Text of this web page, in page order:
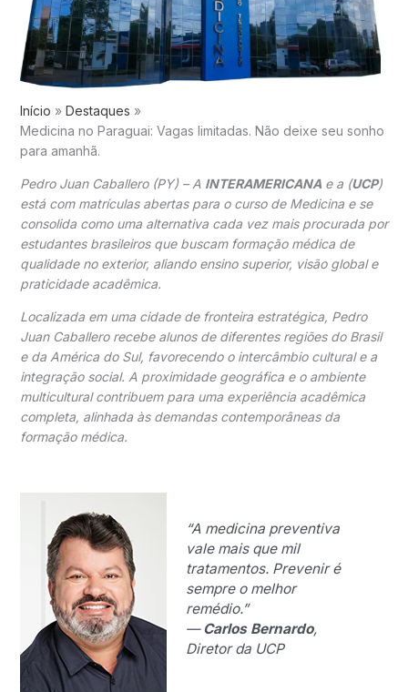
Início
Destaques
Medicina no Paraguai: Vagas limitadas. Não deixe seu sonho
para amanhã.
Pedro Juan Caballero (PY) – A INTERAMERICANAe a (UCP)
está com matrículas abertas para o curso de Medicina e se
consolida como uma alternativa cada vez mais procurada por
estudantes brasileiros que buscam formação médica de
qualidade no exterior, aliando ensino superior, visão global e
praticidade acadêmica.
Localizada em uma cidade de fronteira estratégica, Pedro
Juan Caballero recebe alunos de diferentes regiões do Brasil
e da América do Sul, favorecendo o intercâmbio cultural e a
integração social. A proximidade geográfica e o ambiente
multicultural contribuem para uma experiência acadêmica
completa, alinhada às demandas contemporâneas da
formação médica.
“A medicina preventiva
vale mais que mil
tratamentos. Prevenir é
sempre o melhor
remédio.”
— Carlos Bernardo,
Diretor da UCP